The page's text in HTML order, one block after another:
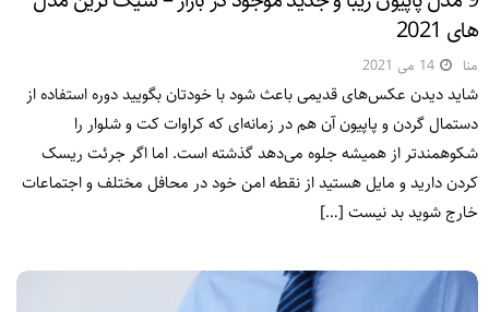
های 2021
منا 14 می 2021
شاید دیدن عکس‌های قدیمی باعث شود با خودتان بگویید دوره استفاده از
دستمال گردن و پاپیون آن هم در زمانه‌ای که کراوات کت و شلوار را
شکوهمندتر از همیشه جلوه می‌دهد گذشته است. اما اگر جرئت ریسک
کردن دارید و مایل هستید از نقطه امن خود در محافل مختلف و اجتماعات
خارج شوید بد نیست […]